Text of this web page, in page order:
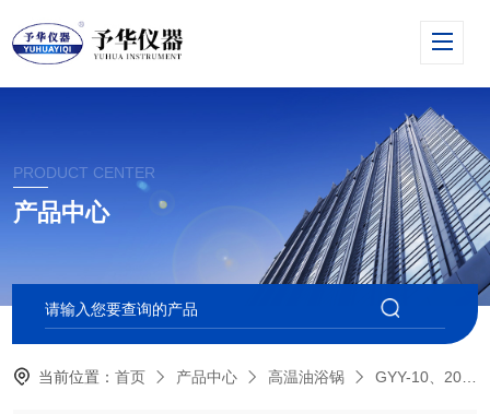
PRODUCT CENTER
产品中心
当前位置：首页 产品中心 高温油浴锅 GYY-10、20、50、80、100型